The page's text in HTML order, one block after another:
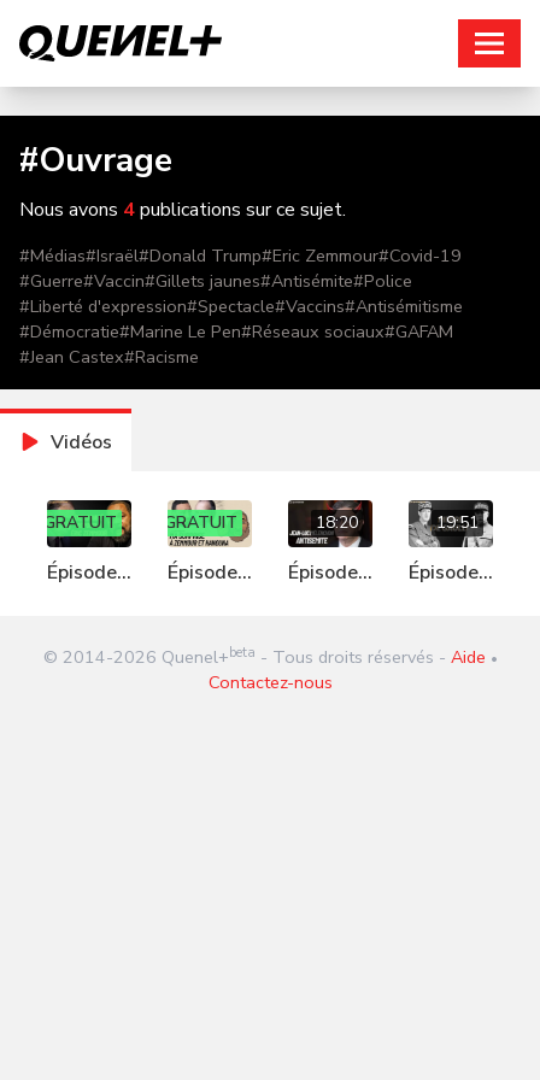
#Ouvrage
Nous avons 4publications sur ce sujet.
#Médias#Israël#Donald Trump#Eric Zemmour#Covid-19
#Guerre#Vaccin#Gillets jaunes#Antisémite#Police
#Liberté d'expression#Spectacle#Vaccins#Antisémitisme
#Démocratie#Marine Le Pen#Réseaux sociaux#GAFAM
#Jean Castex#Racisme
Vidéos
GRATUIT
Épisode
répond à
GRATUIT
Épisode
à
Zemmour
18:20
Épisode
antisémite
19:51
Épisode
Degaulle
© 2014-2026 Quenel+ beta - Tous droits réservés - Aide •
Contactez-nous